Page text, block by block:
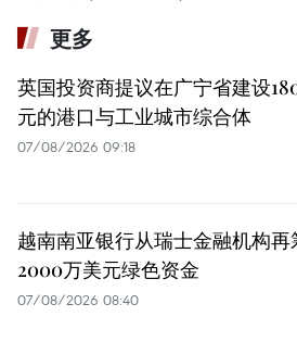
更多
英国投资商提议在广宁省建设
元的港口与工业城市综合体
07/08/2026 09:18
越南南亚银行从瑞士金融机构再
2000万美元绿色资金
07/08/2026 08:40